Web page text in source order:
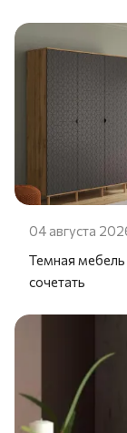
04 августа
Темная мебель
сочетать